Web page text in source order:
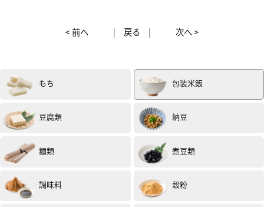
< 前へ | 戻る | 次へ >
もち 包装米飯
豆腐類 納豆
麺類 煮豆類
調味料 穀粉